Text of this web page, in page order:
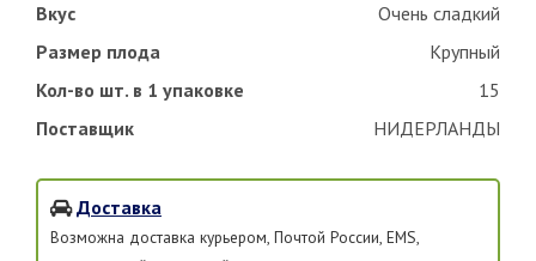
Вкус
Очень сладкий
Размер плода
Крупный
Кол-во шт. в 1 упаковке
15
Поставщик
НИДЕРЛАНДЫ
Доставка
Возможна доставка курьером, Почтой России, EMS,